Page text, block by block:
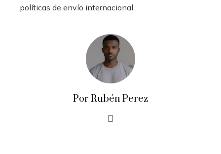
políticas de envío internacional.
Por Rubén Perez